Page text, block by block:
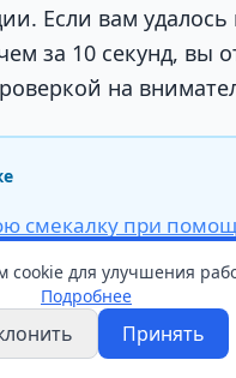
Если вам удалось
за 10 секунд, вы
на
смекалку при
cookie для улучшения
Подробнее
Принять